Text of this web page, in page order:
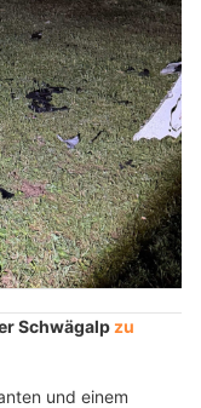
Schwägalp zu
und einem